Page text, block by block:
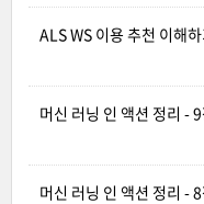
ALS WS 이용 추천 이해
머신 러닝 인 액션 정리 -
머신 러닝 인 액션 정리 -